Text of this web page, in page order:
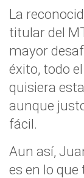
La
titular del
mayor
éxito, todo
quisiera
aunque
fácil.
Aun así,
es en lo